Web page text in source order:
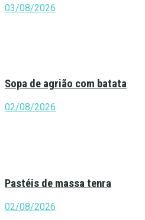
03/08/2026
Sopa de agrião com batata
02/08/2026
Pastéis de massa tenra
02/08/2026